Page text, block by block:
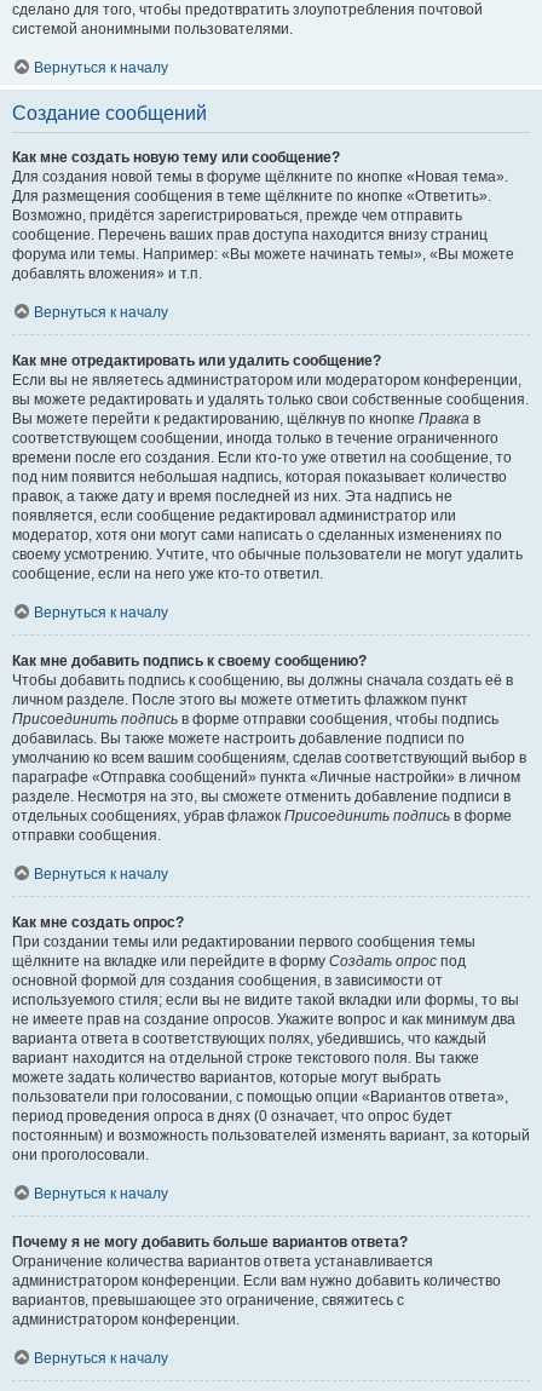
сделано для того, чтобы предотвратить злоупотребления почтовой
системой анонимными пользователями.
Вернуться к началу
Создание сообщений
Как мне создать новую тему или сообщение?
Для создания новой темы в форуме щёлкните по кнопке «Новая тема».
Для размещения сообщения в теме щёлкните по кнопке «Ответить».
Возможно, придётся зарегистрироваться, прежде чем отправить
сообщение. Перечень ваших прав доступа находится внизу страниц
форума или темы. Например: «Вы можете начинать темы», «Вы можете
добавлять вложения» и т.п.
Вернуться к началу
Как мне отредактировать или удалить сообщение?
Если вы не являетесь администратором или модератором конференции,
вы можете редактировать и удалять только свои собственные сообщения.
Вы можете перейти к редактированию, щёлкнув по кнопке Правка в
соответствующем сообщении, иногда только в течение ограниченного
времени после его создания. Если кто-то уже ответил на сообщение, то
под ним появится небольшая надпись, которая показывает количество
правок, а также дату и время последней из них. Эта надпись не
появляется, если сообщение редактировал администратор или
модератор, хотя они могут сами написать о сделанных изменениях по
своему усмотрению. Учтите, что обычные пользователи не могут удалить
сообщение, если на него уже кто-то ответил.
Вернуться к началу
Как мне добавить подпись к своему сообщению?
Чтобы добавить подпись к сообщению, вы должны сначала создать её в
личном разделе. После этого вы можете отметить флажком пункт
Присоединить подпись в форме отправки сообщения, чтобы подпись
добавилась. Вы также можете настроить добавление подписи по
умолчанию ко всем вашим сообщениям, сделав соответствующий выбор в
параграфе «Отправка сообщений» пункта «Личные настройки» в личном
разделе. Несмотря на это, вы сможете отменить добавление подписи в
отдельных сообщениях, убрав флажок Присоединить подпись в форме
отправки сообщения.
Вернуться к началу
Как мне создать опрос?
При создании темы или редактировании первого сообщения темы
щёлкните на вкладке или перейдите в форму Создать опрос под
основной формой для создания сообщения, в зависимости от
используемого стиля; если вы не видите такой вкладки или формы, то вы
не имеете прав на создание опросов. Укажите вопрос и как минимум два
варианта ответа в соответствующих полях, убедившись, что каждый
вариант находится на отдельной строке текстового поля. Вы также
можете задать количество вариантов, которые могут выбрать
пользователи при голосовании, с помощью опции «Вариантов ответа»,
период проведения опроса в днях (0 означает, что опрос будет
постоянным) и возможность пользователей изменять вариант, за который
они проголосовали.
Вернуться к началу
Почему я не могу добавить больше вариантов ответа?
Ограничение количества вариантов ответа устанавливается
администратором конференции. Если вам нужно добавить количество
вариантов, превышающее это ограничение, свяжитесь с
администратором конференции.
Вернуться к началу